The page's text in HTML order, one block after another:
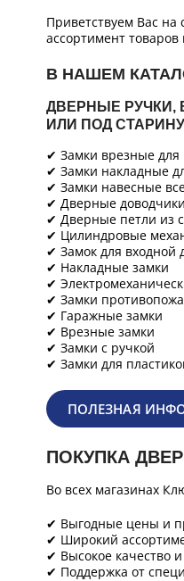
Приветствуем Вас
ассортимент
В НАШЕМ
ДВЕРНЫЕ РУЧКИ,
ИЛИ ПОД
✔ Замки врезные
✔ Замки накладные
✔ Замки навесные
✔ Дверные
✔ Дверные петли из
✔ Цилиндровые
✔ Замок для входной
✔ Накладные замки
✔
✔ Замки
✔ Гаражные замки
✔ Врезные замки
✔ Замки с ручкой
✔ Замки для
ПОЛЕЗНАЯ
ПОКУПКА
Во всех магазинах
✔ Выгодные цены и
✔ Широкий
✔ Высокое качество
✔ Поддержка от